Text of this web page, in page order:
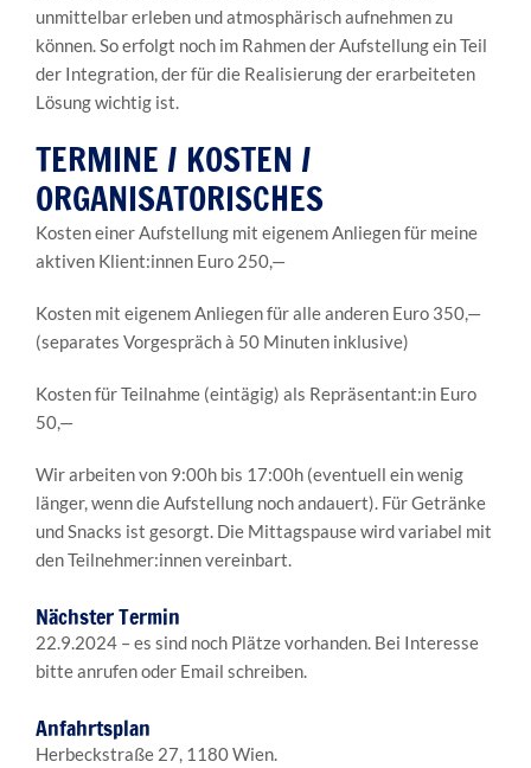
unmittelbar erleben und atmosphärisch aufnehmen zu
können. So erfolgt noch im Rahmen der Aufstellung ein Teil
der Integration, der für die Realisierung der erarbeiteten
Lösung wichtig ist.
TERMINE / KOSTEN /
ORGANISATORISCHES
Kosten einer Aufstellung mit eigenem Anliegen für meine
aktiven Klient:innen Euro 250,—
Kosten mit eigenem Anliegen für alle anderen Euro 350,—
(separates Vorgespräch à 50 Minuten inklusive)
Kosten für Teilnahme (eintägig) als Repräsentant:in Euro
50,—
Wir arbeiten von 9:00h bis 17:00h (eventuell ein wenig
länger, wenn die Aufstellung noch andauert). Für Getränke
und Snacks ist gesorgt. Die Mittagspause wird variabel mit
den Teilnehmer:innen vereinbart.
Nächster Termin
22.9.2024 – es sind noch Plätze vorhanden. Bei Interesse
bitte anrufen oder Email schreiben.
Anfahrtsplan
Herbeckstraße 27, 1180 Wien.